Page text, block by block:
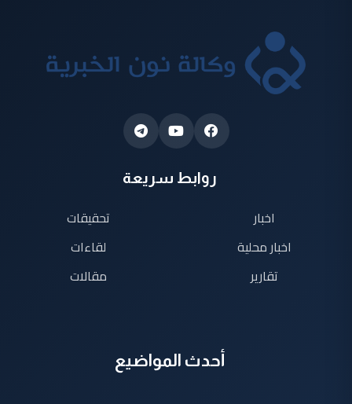
روابط سريعة
اخبار
اخبار محلية
تقارير
تحقيقات
لقاءات
مقالات
أحدث المواضيع